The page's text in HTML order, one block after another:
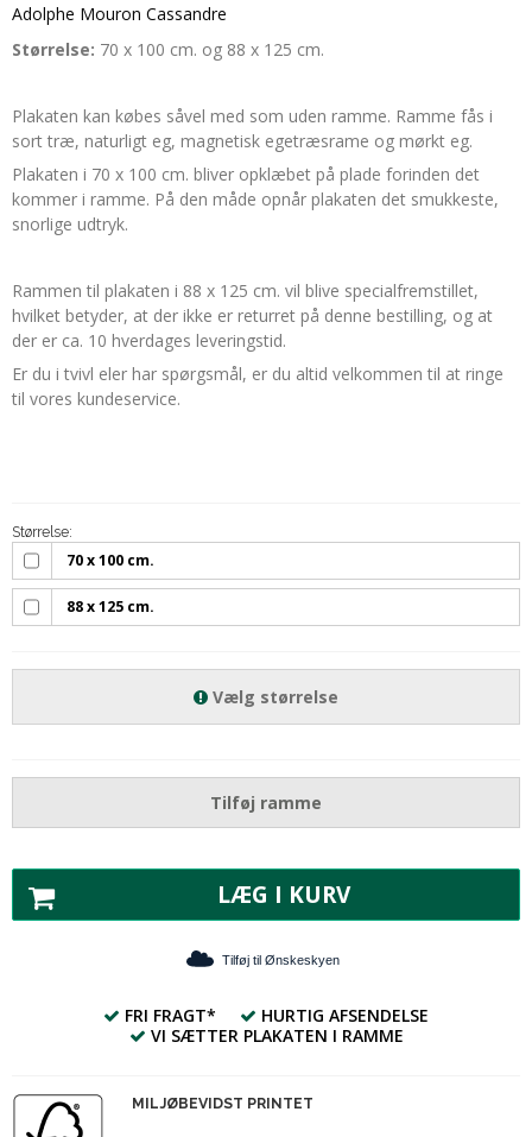
Adolphe Mouron Cassandre
Størrelse: 70 x 100 cm. og 88 x 125 cm.
Plakaten kan købes såvel med som uden ramme. Ramme fås i
sort træ, naturligt eg, magnetisk egetræsrame og mørkt eg.
Plakaten i 70 x 100 cm. bliver opklæbet på plade forinden det
kommer i ramme. På den måde opnår plakaten det smukkeste,
snorlige udtryk.
Rammen til plakaten i 88 x 125 cm. vil blive specialfremstillet,
hvilket betyder, at der ikke er returret på denne bestilling, og at
der er ca. 10 hverdages leveringstid.
Er du i tvivl eler har spørgsmål, er du altid velkommen til at ringe
til vores kundeservice.
Størrelse:
70 x 100 cm.
88 x 125 cm.
Vælg størrelse
Tilføj ramme
LÆG I KURV
Tilføj til Ønskeskyen
FRI FRAGT*
HURTIG AFSENDELSE
VI SÆTTER PLAKATEN I RAMME
MILJØBEVIDST PRINTET